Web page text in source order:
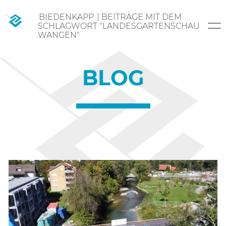
Skip
to
content
BIEDENKAPP
BEITRÄGE MIT DEM
SCHLAGWORT "LANDESGARTENSCHAU
WANGEN"
BLOG